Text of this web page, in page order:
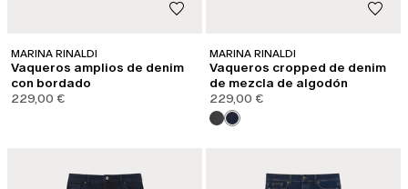
MARINA RINALDI
Vaqueros amplios de denim
con bordado
229,00 €
MARINA RINALDI
Vaqueros cropped de denim
de mezcla de algodón
229,00 €